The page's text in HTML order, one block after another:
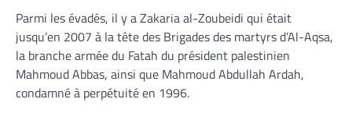
Parmi les évadés, il y a Zakaria al-Zoubeidi qui était
jusqu’en 2007 à la tête des Brigades des martyrs d’Al-Aqsa,
la branche armée du Fatah du président palestinien
Mahmoud Abbas, ainsi que Mahmoud Abdullah Ardah,
condamné à perpétuité en 1996.